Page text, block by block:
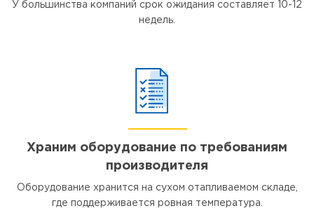
У большинства компаний срок ожидания составляет 10-12
недель.
Храним оборудование по требованиям
производителя
Оборудование хранится на сухом отапливаемом складе,
где поддерживается ровная температура.